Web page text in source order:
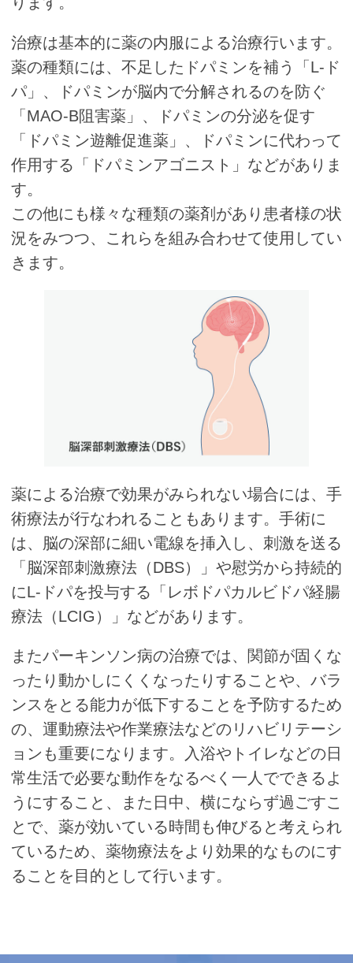
治療は基本的に薬の内服による治療行います。
薬の種類には、不足したドパミンを補う「L-ド
パ」、ドパミンが脳内で分解されるのを防ぐ
「MAO-B阻害薬」、ドパミンの分泌を促す
「ドパミン遊離促進薬」、ドパミンに代わって
作用する「ドパミンアゴニスト」などがありま
す。
この他にも様々な種類の薬剤があり患者様の状
況をみつつ、これらを組み合わせて使用してい
きます。
薬による治療で効果がみられない場合には、手
術療法が行なわれることもあります。手術に
は、脳の深部に細い電線を挿入し、刺激を送る
「脳深部刺激療法（DBS）」や慰労から持続的
にL-ドパを投与する「レボドパカルビドパ経腸
療法（LCIG）」などがあります。
またパーキンソン病の治療では、関節が固くな
ったり動かしにくくなったりすることや、バラ
ンスをとる能力が低下することを予防するため
の、運動療法や作業療法などのリハビリテーシ
ョンも重要になります。入浴やトイレなどの日
常生活で必要な動作をなるべく一人でできるよ
うにすること、また日中、横にならず過ごすこ
とで、薬が効いている時間も伸びると考えられ
ているため、薬物療法をより効果的なものにす
ることを目的として行います。